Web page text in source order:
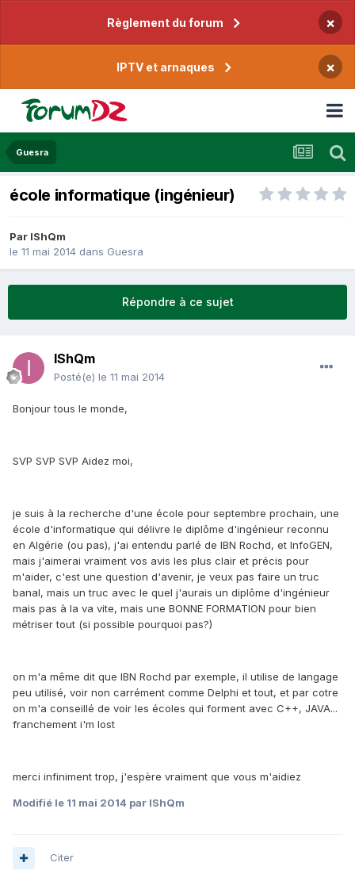
Règlement du forum ×
IPTV et arnaques ×
Guesra
école informatique (ingénieur)
Par IShQm
le 11 mai 2014 dans Guesra
Répondre à ce sujet
IShQm
Posté(e) le 11 mai 2014
Bonjour tous le monde,
SVP SVP SVP Aidez moi,
je suis à la recherche d'une école pour septembre prochain, une
école d'informatique qui délivre le diplôme d'ingénieur reconnu
en Algérie (ou pas), j'ai entendu parlé de IBN Rochd, et InfoGEN,
mais j'aimerai vraiment vos avis les plus clair et précis pour
m'aider, c'est une question d'avenir, je veux pas faire un truc
banal, mais un truc avec le quel j'aurais un diplôme d'ingénieur
mais pas à la va vite, mais une BONNE FORMATION pour bien
métriser tout (si possible pourquoi pas?)
on m'a même dit que IBN Rochd par exemple, il utilise de langage
peu utilisé, voir non carrément comme Delphi et tout, et par cotre
on m'a conseillé de voir les écoles qui forment avec C++, JAVA...
franchement i'm lost
merci infiniment trop, j'espère vraiment que vous m'aidiez
Modifié le 11 mai 2014 par IShQm
Citer